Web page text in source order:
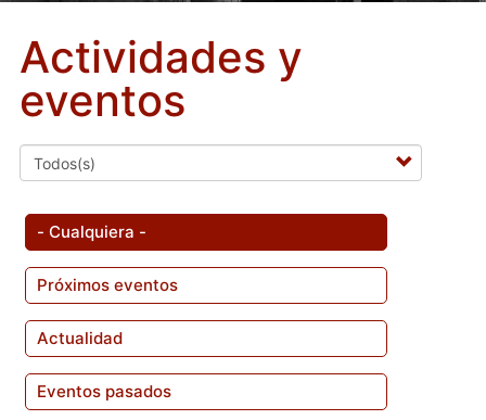
Actividades y
eventos
- Cualquiera -
Próximos eventos
Actualidad
Eventos pasados